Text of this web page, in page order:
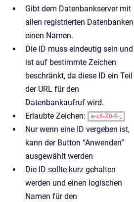
Gibt dem Datenbankserver mit
allen registrierten Datenbanken
einen Namen.
Die ID muss eindeutig sein und
ist auf bestimmte Zeichen
beschränkt, da diese ID ein Teil
der URL für den
Datenbankaufruf wird.
Erlaubte Zeichen:
Nur wenn eine ID vergeben ist,
kann der Button “Anwenden”
ausgewählt werden
Die ID sollte kurz gehalten
werden und einen logischen
Namen für den